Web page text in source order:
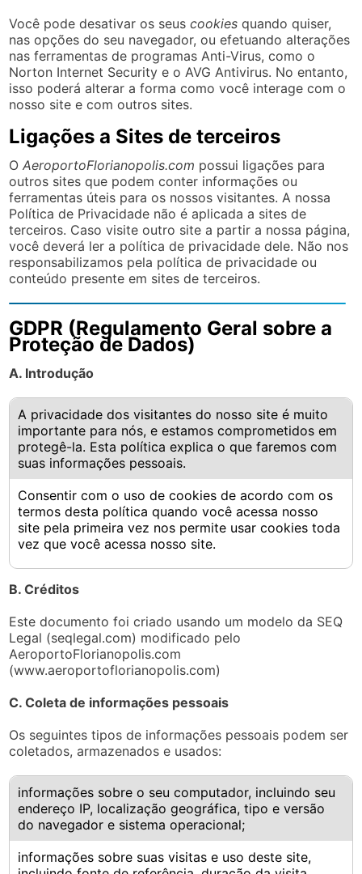
Você pode desativar os seuscookies quando quiser,
nas opções do seu navegador, ou efetuando alterações
nas ferramentas de programas Anti-Virus, como o
Norton Internet Security e o AVG Antivirus. No entanto,
isso poderá alterar a forma como você interage com o
nosso site e com outros sites.
Ligações a Sites de terceiros
OAeroportoFlorianopolis.com possui ligações para
outros sites que podem conter informações ou
ferramentas úteis para os nossos visitantes. A nossa
Política de Privacidade não é aplicada a sites de
terceiros. Caso visite outro site a partir a nossa página,
você deverá ler a política de privacidade dele. Não nos
responsabilizamos pela política de privacidade ou
conteúdo presente em sites de terceiros.
GDPR (Regulamento Geral sobre a
Proteção de Dados)
A. Introdução
A privacidade dos visitantes do nosso site é muito
importante para nós, e estamos comprometidos em
protegê-la. Esta política explica o que faremos com
suas informações pessoais.
Consentir com o uso de cookies de acordo com os
termos desta política quando você acessa nosso
site pela primeira vez nos permite usar cookies toda
vez que você acessa nosso site.
B. Créditos
Este documento foi criado usando um modelo da SEQ
Legal (seqlegal.com) modificado pelo
AeroportoFlorianopolis.com
(www.aeroportoflorianopolis.com)
C. Coleta de informações pessoais
Os seguintes tipos de informações pessoais podem ser
coletados, armazenados e usados:
informações sobre o seu computador, incluindo seu
endereço IP, localização geográfica, tipo e versão
do navegador e sistema operacional;
informações sobre suas visitas e uso deste site,